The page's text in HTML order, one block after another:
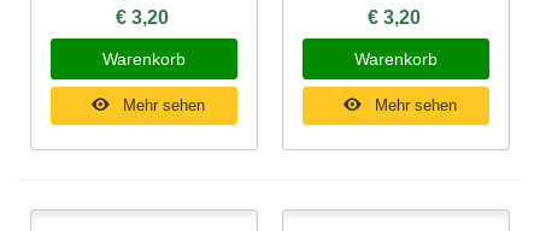
€ 3,20
Warenkorb
Mehr sehen
€ 3,20
Warenkorb
Mehr sehen